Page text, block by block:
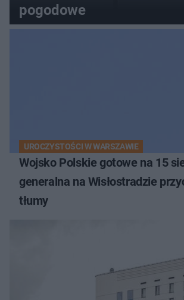
pogodowe
UROCZYSTOŚCI W WARSZAWIE
Wojsko Polskie gotowe na 15
generalna na Wisłostradzie
tłumy